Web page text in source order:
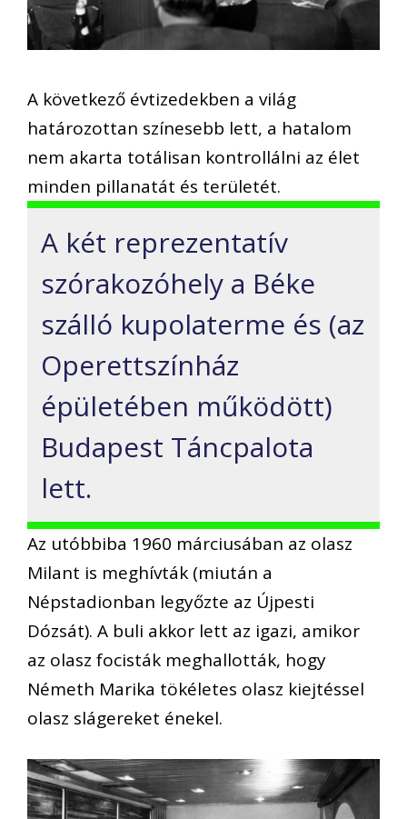
A következő évtizedekben a világ
határozottan színesebb lett, a hatalom
nem akarta totálisan kontrollálni az élet
minden pillanatát és területét.
A két reprezentatív
szórakozóhely a Béke
szálló kupolaterme és (az
Operettszínház
épületében működött)
Budapest Táncpalota
lett.
Az utóbbiba 1960 márciusában az olasz
Milant is meghívták (miután a
Népstadionban legyőzte az Újpesti
Dózsát). A buli akkor lett az igazi, amikor
az olasz focisták meghallották, hogy
Németh Marika tökéletes olasz kiejtéssel
olasz slágereket énekel.